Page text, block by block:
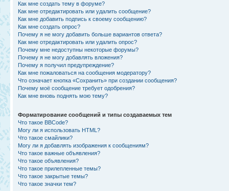
Как мне создать тему в форуме?
Как мне отредактировать или удалить сообщение?
Как мне добавить подпись к своему сообщению?
Как мне создать опрос?
Почему я не могу добавить больше вариантов ответа?
Как мне отредактировать или удалить опрос?
Почему мне недоступны некоторые форумы?
Почему я не могу добавлять вложения?
Почему я получил предупреждение?
Как мне пожаловаться на сообщения модератору?
Что означает кнопка «Сохранить» при создании сообщения?
Почему моё сообщение требует одобрения?
Как мне вновь поднять мою тему?
Форматирование сообщений и типы создаваемых тем
Что такое BBCode?
Могу ли я использовать HTML?
Что такое смайлики?
Могу ли я добавлять изображения к сообщениям?
Что такое важные объявления?
Что такое объявления?
Что такое прилепленные темы?
Что такое закрытые темы?
Что такое значки тем?